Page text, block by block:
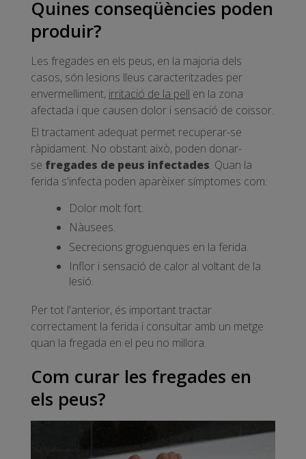
Quines conseqüències poden
produir?
Les fregades en els peus, en la majoria dels
casos, són lesions lleus caracteritzades per
envermelliment, irritació de la pell en la zona
afectada i que causen dolor i sensació de coïssor.
El tractament adequat permet recuperar-se
ràpidament. No obstant això, poden donar-
se fregades de peus infectades. Quan la
ferida s'infecta poden aparèixer símptomes com:
Dolor molt fort.
Nàusees.
Secrecions groguenques en la ferida.
Inflor i sensació de calor al voltant de la
lesió.
Per tot l'anterior, és important tractar
correctament la ferida i consultar amb un metge
quan la fregada en el peu no millora.
Com curar les fregades en
els peus?